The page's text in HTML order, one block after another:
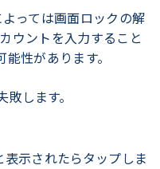
っては画面ロックの解
ウントを入力すること
性があります。
します。
表示されたらタップしま